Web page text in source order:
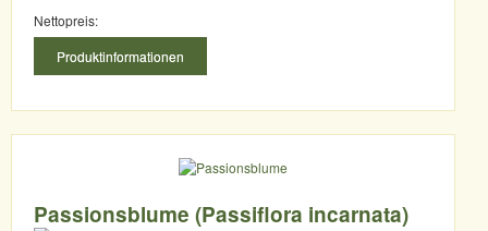
Nettopreis:
Produktinformationen
Passionsblume (Passiflora incarnata)